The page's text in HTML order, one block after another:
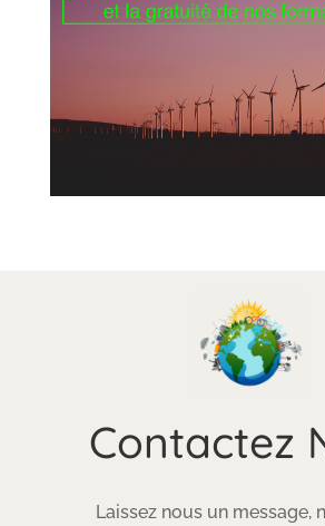
Contactez
Laissez nous un message,